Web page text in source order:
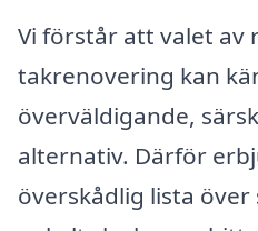
Vi förstår att valet
takrenovering kan
överväldigande,
alternativ. Därför
överskådlig lista